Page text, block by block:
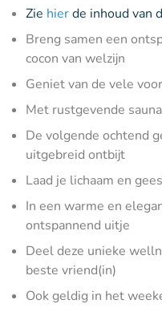
Zie hierde inhoud van
Breng samen een
cocon van welzijn
Geniet van de vele
Met rustgevende
De volgende ochtend
uitgebreid ontbijt
Laad je lichaam en
In een warme en
ontspannend uitje
Deel deze unieke
beste vriend(in)
Ook geldig in het